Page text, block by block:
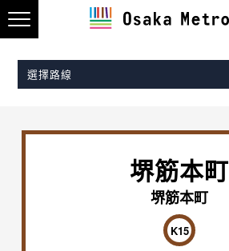
選擇路線
堺筋本町
堺筋本町
K15